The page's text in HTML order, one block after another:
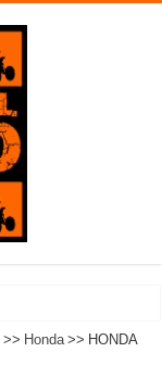
>> Honda >> HONDA